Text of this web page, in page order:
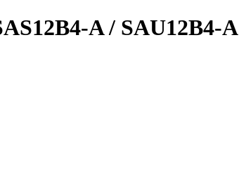
A / SAU12B4-A